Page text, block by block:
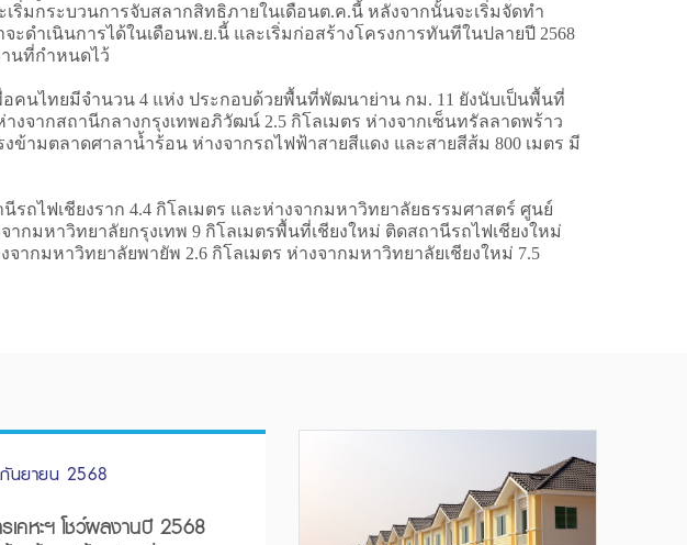
มกระบวนการจับสลากสิทธิภายในเดือนต.ค.นี้ หลังจากนั้นจะเริ่มจัดทำ
ะดำเนินการได้ในเดือนพ.ย.นี้ และเริ่มก่อสร้างโครงการทันทีในปลายปี 2568
านที่กำหนดไว้
นไทยมีจำนวน 4 แห่ง ประกอบด้วยพื้นที่พัฒนาย่าน กม. 11 ยังนับเป็นพื้นที่
จากสถานีกลางกรุงเทพอภิวัฒน์ 2.5 กิโลเมตร ห่างจากเซ็นทรัลลาดพร้าว
ามตลาดศาลาน้ำร้อน ห่างจากรถไฟฟ้าสายสีแดง และสายสีส้ม 800 เมตร มี
ถไฟเชียงราก 4.4 กิโลเมตร และห่างจากมหาวิทยาลัยธรรมศาสตร์ ศูนย์
ากมหาวิทยาลัยกรุงเทพ 9 กิโลเมตรพื้นที่เชียงใหม่ ติดสถานีรถไฟเชียงใหม่
ากมหาวิทยาลัยพายัพ 2.6 กิโลเมตร ห่างจากมหาวิทยาลัยเชียงใหม่ 7.5
นยายน 2568
เคหะฯ โชว์ผลงานปี 2568